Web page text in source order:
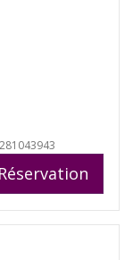
Réservation